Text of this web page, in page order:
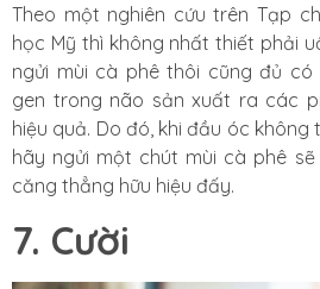
Theo một nghiên cứu trên Tạp
học Mỹ thì không nhất thiết phải
ngửi mùi cà phê thôi cũng đủ có
gen trong não sản xuất ra các
hiệu quả. Do đó, khi đầu óc
hãy ngửi một chút mùi cà phê
căng thẳng hữu hiệu đấy.
7. Cười